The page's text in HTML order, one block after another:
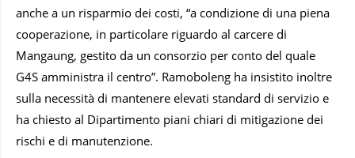
anche a un risparmio dei costi, “a condizione di una piena
cooperazione, in particolare riguardo al carcere di
Mangaung, gestito da un consorzio per conto del quale
G4S amministra il centro”. Ramoboleng ha insistito inoltre
sulla necessità di mantenere elevati standard di servizio e
ha chiesto al Dipartimento piani chiari di mitigazione dei
rischi e di manutenzione.